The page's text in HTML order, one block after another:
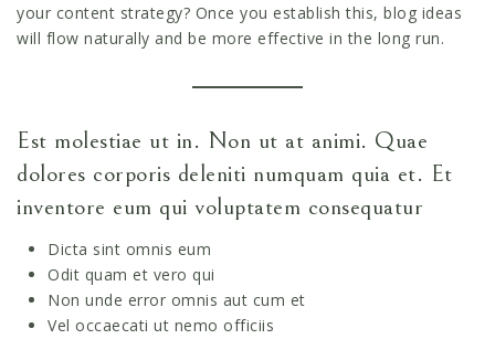
your content strategy? Once you establish this, blog ideas
will flow naturally and be more effective in the long run.
Est molestiae ut in. Non ut at animi. Quae
dolores corporis deleniti numquam quia et. Et
inventore eum qui voluptatem consequatur
Dicta sint omnis eum
Odit quam et vero qui
Non unde error omnis aut cum et
Vel occaecati ut nemo officiis